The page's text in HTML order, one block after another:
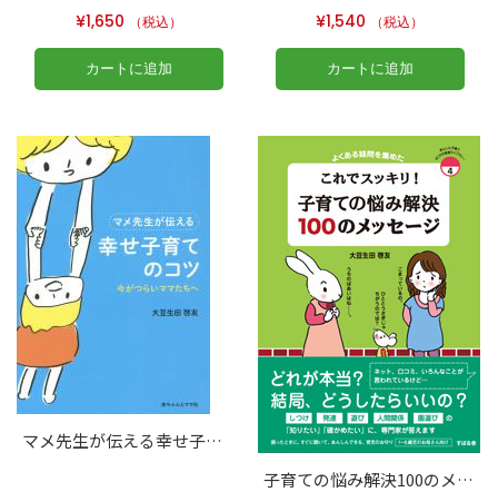
¥1,650 （税込）
カートに追加
¥1,540 （税込）
カートに追加
マメ先生が伝える幸せ子育てのコツ
子育ての悩み解決100のメッセージ